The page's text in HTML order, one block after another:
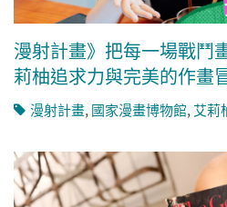
漫射計畫》把每一場戰鬥
莉柚追求力與完美的作畫
漫射計畫, 國家漫畫博物館, 艾莉